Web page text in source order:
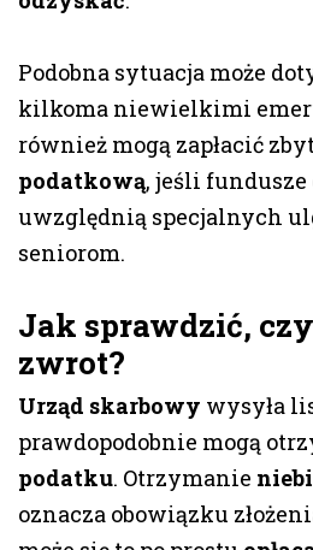
Podobna sytuacja może
kilkoma niewielkimi
również mogą zapłacić
podatkową, jeśli
uwzględnią specjalnych
seniorom.
Jak sprawdzić,
zwrot?
Urząd skarbowy wysyła
prawdopodobnie mogą
podatku. Otrzymanie
oznacza obowiązku